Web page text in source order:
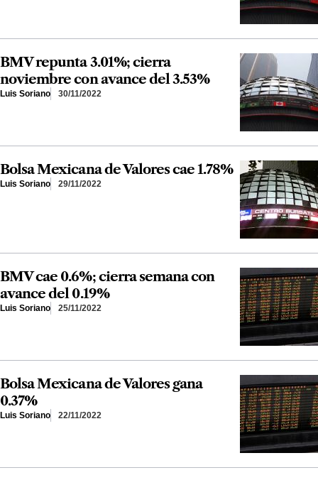
BMV repunta 3.01%; cierra
noviembre con avance del 3.53%
Luis Soriano 30/11/2022
Bolsa Mexicana de Valores cae 1.78%
Luis Soriano 29/11/2022
BMV cae 0.6%; cierra semana con
avance del 0.19%
Luis Soriano 25/11/2022
Bolsa Mexicana de Valores gana
0.37%
Luis Soriano 22/11/2022